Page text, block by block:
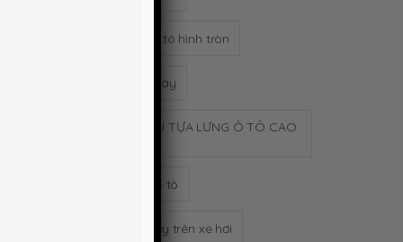
mua
chủ
gương cầu ô tô hình tròn
Gậy bóng chày
GỐI TỰA ĐẦU TỰA LƯNG Ô TÔ CAO
gối tựa đầu ô tô
Hộp khăn giấy trên xe hơi